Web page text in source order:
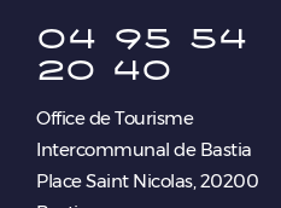
04 95 54
20 40
Office de Tourisme
Intercommunal de Bastia
Place Saint Nicolas, 20200